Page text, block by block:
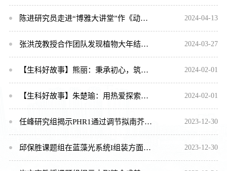
陈进研究员走进“博雅大讲堂”作《动植物相互关系与协同进化》学术报告 2024-04-13
张洪茂教授合作团队发现植物大年结实促进植物、鼠类和昆虫之间的互惠 2024-03-27
【生科好故事】熊丽：秉承初心，筑梦“疆”来 2024-02-01
【生科好故事】朱楚瑜：用热爱探索科研之路 2024-02-01
任峰研究组揭示PHR1通过调节拟南芥磷稳态参与低磷诱导的叶片衰老调控 2023-12-30
邱保胜课题组在蓝藻光系统I组装方面取得重要进展 2023-12-30